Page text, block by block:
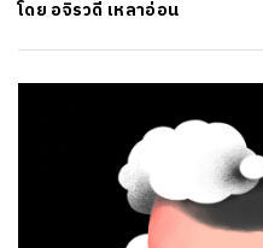
โดย อจิรวดี เหลาอ่อน
SHARE TWEET